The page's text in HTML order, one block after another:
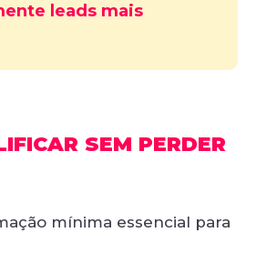
leads mais
SEM PERDER
mínima essencial para